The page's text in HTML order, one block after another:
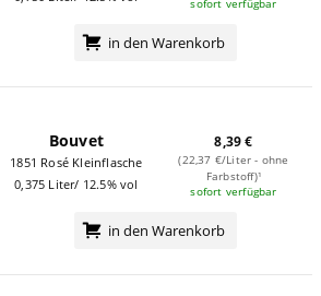
sofort verfügbar
in den Warenkorb
Bouvet
1851 Rosé Kleinflasche
0,375 Liter/ 12.5% vol
8,39 €
(22,37 €/Liter - ohne
Farbstoff)¹
sofort verfügbar
in den Warenkorb